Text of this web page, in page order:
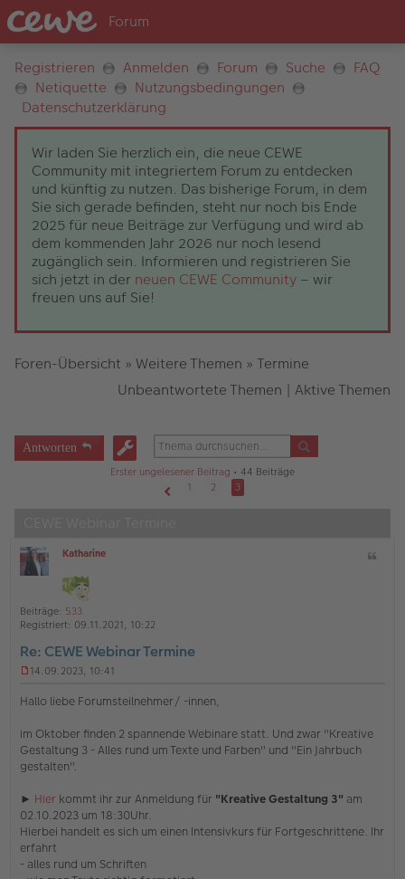
Registrieren Anmelden Forum Suche
FAQ
Netiquette
Nutzungsbedingungen
Datenschutzerklärung
Wir laden Sie herzlich ein, die neue CEWE
Community mit integriertem Forum zu entdecken
und künftig zu nutzen. Das bisherige Forum, in dem
Sie sich gerade befinden, steht nur noch bis Ende
2025 für neue Beiträge zur Verfügung und wird ab
dem kommenden Jahr 2026 nur noch lesend
zugänglich sein. Informieren und registrieren Sie
sich jetzt in der neuen CEWE Community – wir
freuen uns auf Sie!
Foren-Übersicht » Weitere Themen » Termine
Unbeantwortete Themen | Aktive Themen
Antworten
Erster ungelesener Beitrag • 44 Beiträge
1 2 3
ff
n
e
Katharine
Beiträge: 533
Registriert: 09.11.2021, 10:22
Re: CEWE Webinar Termine
g
l
e
s
r
B
e
t
14.09.2023, 10:41
Hallo liebe Forumsteilnehmer/ -innen,
im Oktober finden 2 spannende Webinare statt. Und zwar "Kreative
Gestaltung 3 - Alles rund um Texte und Farben" und "Ein Jahrbuch
gestalten".
► Hier kommt ihr zur Anmeldung für "Kreative Gestaltung 3" am
02.10.2023 um 18:30Uhr.
Hierbei handelt es sich um einen Intensivkurs für Fortgeschrittene. Ihr
erfahrt
- alles rund um Schriften